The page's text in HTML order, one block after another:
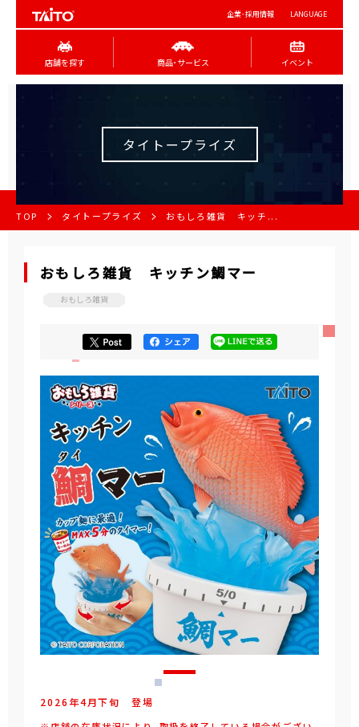
企業･採用情報 LANGUAGE
店舗を探す 商品･サービス イベント
タイトープライズ
TOP タイトープライズ おもしろ雑貨 キッチ...
おもしろ雑貨 キッチン鯛マー
おもしろ雑貨
2026年4月下旬 登場